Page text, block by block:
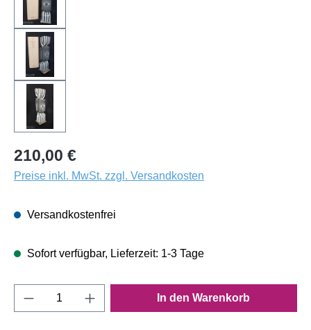
210,00 €
Preise inkl. MwSt. zzgl. Versandkosten
Versandkostenfrei
Sofort verfügbar, Lieferzeit: 1-3 Tage
Produkt Anzahl: Gib den gewünschten
In den Warenkorb